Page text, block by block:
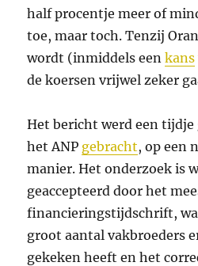
half procentje meer of
toe, maar toch. Tenzij
wordt (inmiddels eenkans
de koersen vrijwel zeker
Het bericht werd een tijdje
het ANP gebracht, op een
manier. Het onderzoek is
geaccepteerd door het
financieringstijdschrift,
groot aantal vakbroeders
gekeken heeft en het